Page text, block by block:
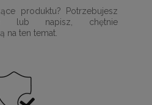
produktu? Potrzebujesz
lub napisz, chętnie
na ten temat.